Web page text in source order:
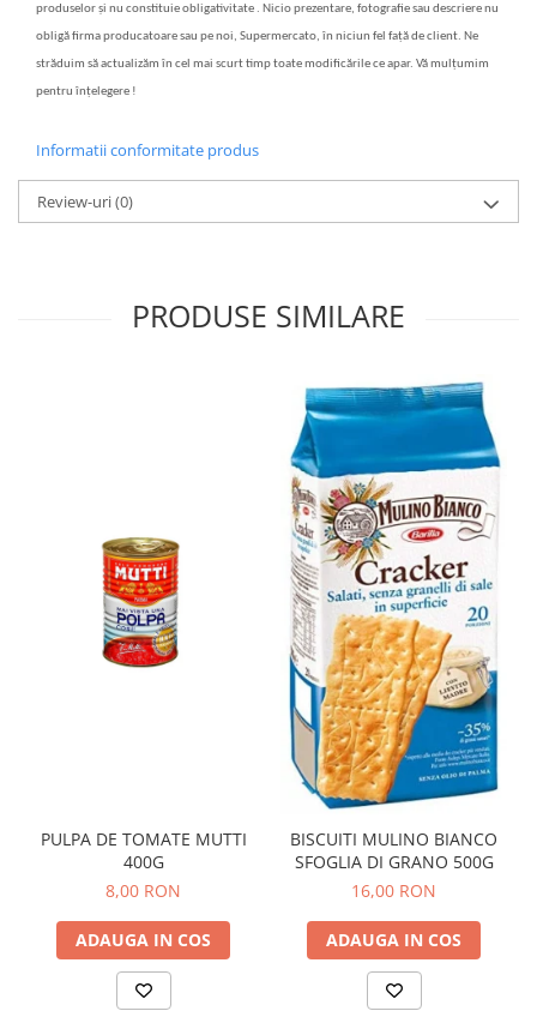
produselor și nu constituie obligativitate . Nicio prezentare, fotografie sau descriere nu
obligă firma producatoare sau pe noi, Supermercato, în niciun fel față de client. Ne
străduim să actualizăm în cel mai scurt timp toate modificările ce apar. Vă mulțumim
pentru înțelegere !
Informatii conformitate produs
Review-uri(0)
PRODUSE SIMILARE
PULPA DE TOMATE MUTTI
400G
8,00 RON
ADAUGA IN COS
BISCUITI MULINO BIANCO
SFOGLIA DI GRANO 500G
16,00 RON
ADAUGA IN COS